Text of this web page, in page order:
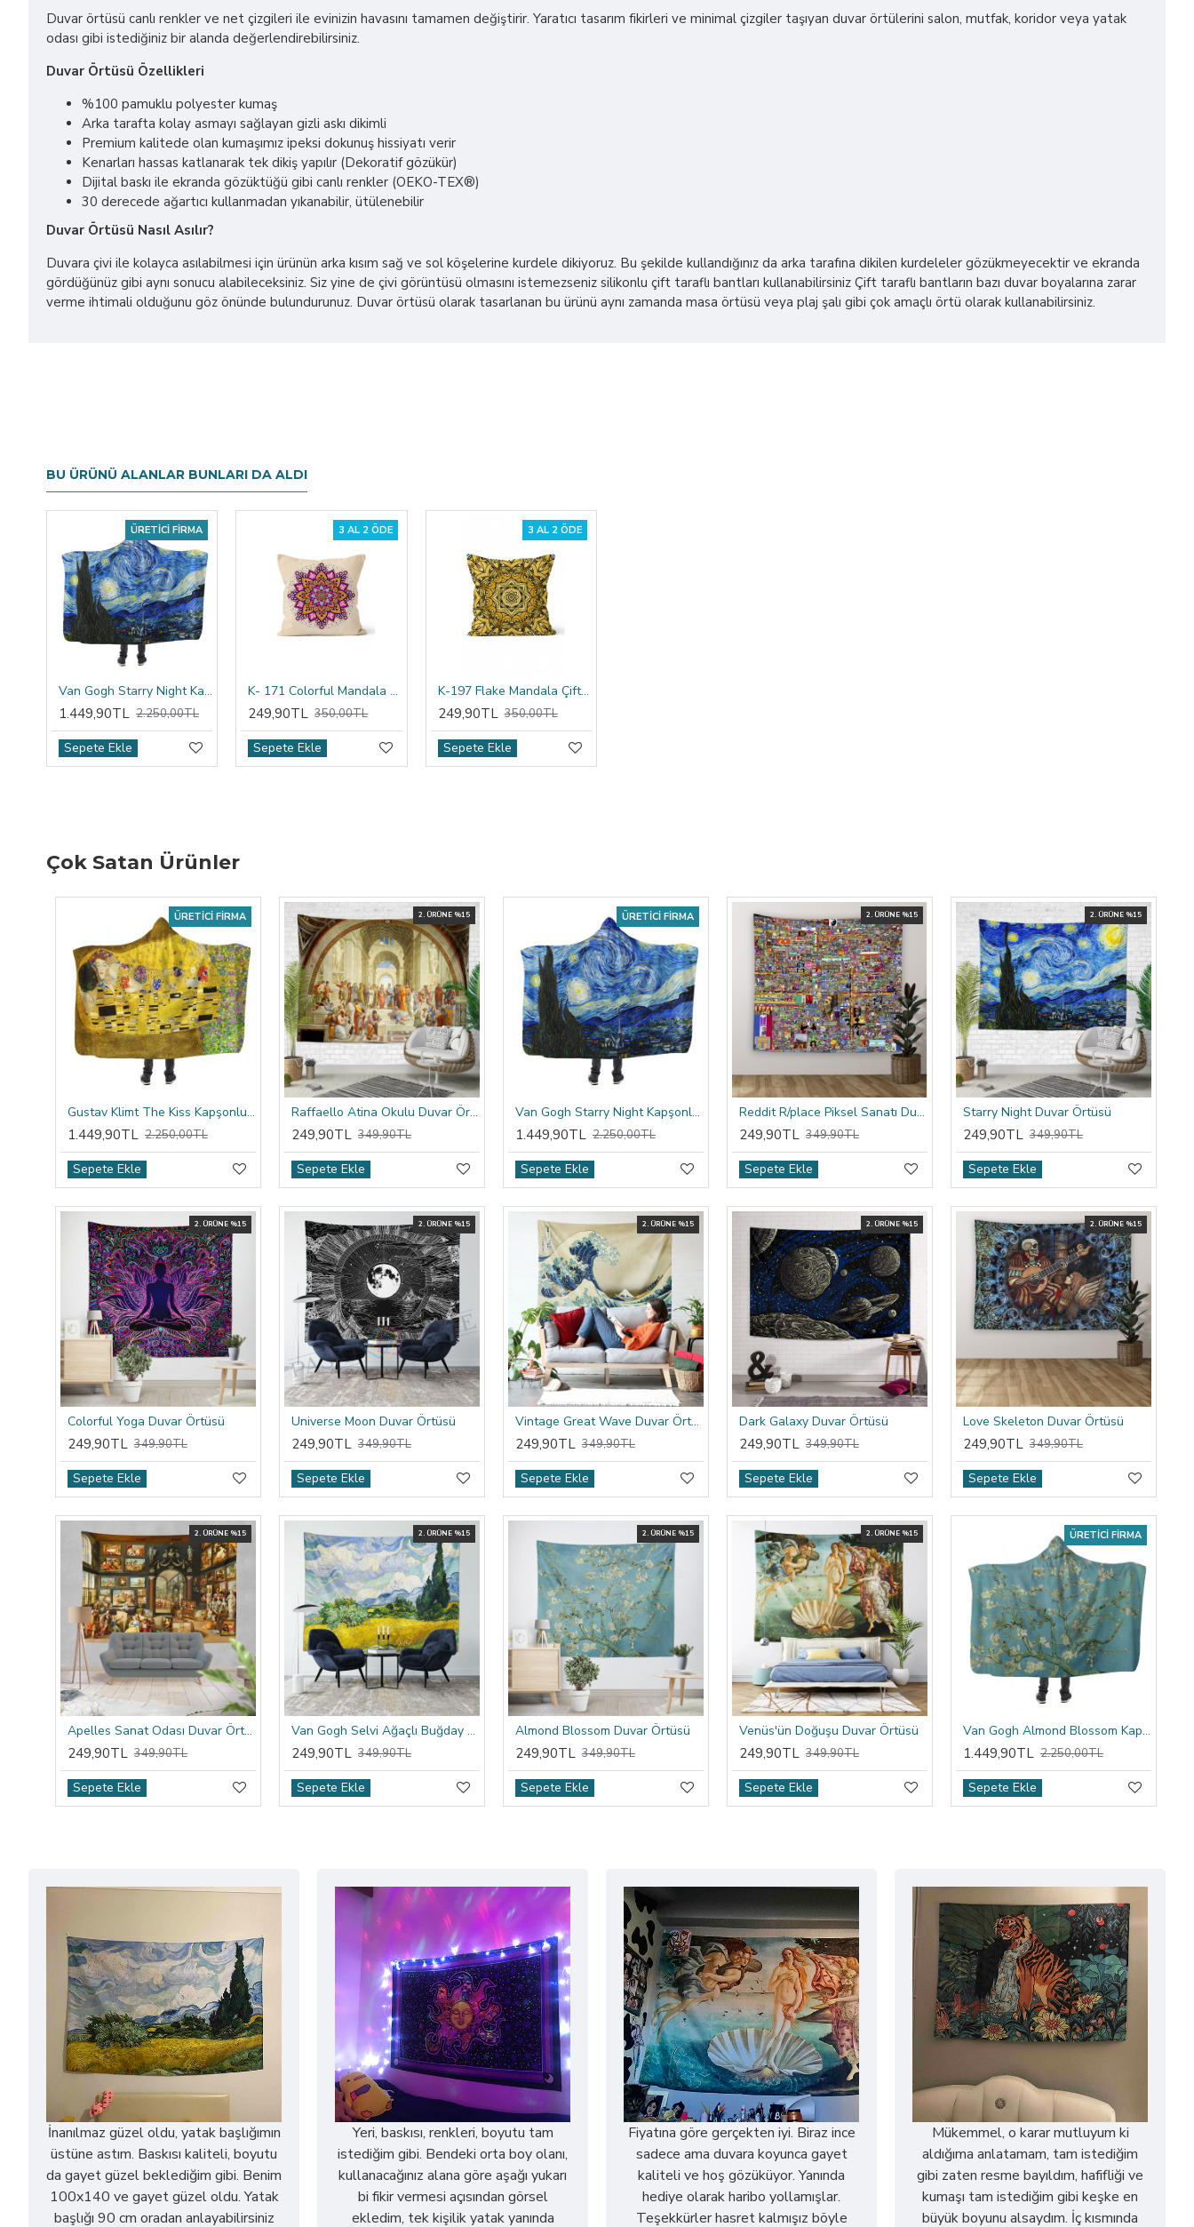
Duvar örtüsü canlı renkler ve net çizgileri ile evinizin havasını tamamen değiştirir. Yaratıcı tasarım fikirleri ve minimal çizgiler taşıyan duvar örtülerini salon, mutfak, koridor veya yatak
odası gibi istediğiniz bir alanda değerlendirebilirsiniz.
Duvar Örtüsü Özellikleri
%100 pamuklu polyester kumaş
Arka tarafta kolay asmayı sağlayan gizli askı dikimli
Premium kalitede olan kumaşımız ipeksi dokunuş hissiyatı verir
Kenarları hassas katlanarak tek dikiş yapılır (Dekoratif gözükür)
Dijital baskı ile ekranda gözüktüğü gibi canlı renkler (OEKO-TEX®)
30 derecede ağartıcı kullanmadan yıkanabilir, ütülenebilir
Duvar Örtüsü Nasıl Asılır?
Duvara çivi ile kolayca asılabilmesi için ürünün arka kısım sağ ve sol köşelerine kurdele dikiyoruz. Bu şekilde kullandığınız da arka tarafına dikilen kurdeleler gözükmeyecektir ve ekranda
gördüğünüz gibi aynı sonucu alabileceksiniz. Siz yine de çivi görüntüsü olmasını istemezseniz silikonlu çift taraflı bantları kullanabilirsiniz Çift taraflı bantların bazı duvar boyalarına zarar
verme ihtimali olduğunu göz önünde bulundurunuz. Duvar örtüsü olarak tasarlanan bu ürünü aynı zamanda masa örtüsü veya plaj şalı gibi çok amaçlı örtü olarak kullanabilirsiniz.
BU ÜRÜNÜ ALANLAR BUNLARI DA ALDI
ÜRETICI FIRMA
Van Gogh Starry Night Kapşonlu Battaniye
1.449,90TL 2.250,00TL
Sepete Ekle
3 AL 2 ÖDE
K- 171 Colorful Mandala Tribal Çift Tarafı Baskılı Kırlent Kılıfı
249,90TL 350,00TL
Sepete Ekle
3 AL 2 ÖDE
K-197 Flake Mandala Çift Tarafı Baskılı Kırlent Kılıfı
249,90TL 350,00TL
Sepete Ekle
Çok Satan Ürünler
ÜRETICI FIRMA
Gustav Klimt The Kiss Kapşonlu Battaniye
1.449,90TL 2.250,00TL
Sepete Ekle
2. ÜRÜNE %15
Raffaello Atina Okulu Duvar Örtüsü
249,90TL 349,90TL
Sepete Ekle
ÜRETICI FIRMA
Van Gogh Starry Night Kapşonlu Battaniye
1.449,90TL 2.250,00TL
Sepete Ekle
2. ÜRÜNE %15
Reddit R/place Piksel Sanatı Duvar Örtüsü
249,90TL 349,90TL
Sepete Ekle
2. ÜRÜNE %15
Starry Night Duvar Örtüsü
249,90TL 349,90TL
Sepete Ekle
2. ÜRÜNE %15
Colorful Yoga Duvar Örtüsü
249,90TL 349,90TL
Sepete Ekle
2. ÜRÜNE %15
Universe Moon Duvar Örtüsü
249,90TL 349,90TL
Sepete Ekle
2. ÜRÜNE %15
Vintage Great Wave Duvar Örtüsü
249,90TL 349,90TL
Sepete Ekle
2. ÜRÜNE %15
Dark Galaxy Duvar Örtüsü
249,90TL 349,90TL
Sepete Ekle
2. ÜRÜNE %15
Love Skeleton Duvar Örtüsü
249,90TL 349,90TL
Sepete Ekle
2. ÜRÜNE %15
Apelles Sanat Odası Duvar Örtüsü
249,90TL 349,90TL
Sepete Ekle
2. ÜRÜNE %15
Van Gogh Selvi Ağaçlı Buğday Tarlası Duvar Örtüsü
249,90TL 349,90TL
Sepete Ekle
2. ÜRÜNE %15
Almond Blossom Duvar Örtüsü
249,90TL 349,90TL
Sepete Ekle
2. ÜRÜNE %15
Venüs'ün Doğuşu Duvar Örtüsü
249,90TL 349,90TL
Sepete Ekle
ÜRETICI FIRMA
Van Gogh Almond Blossom Kapşonlu Battaniye
1.449,90TL 2.250,00TL
Sepete Ekle
İnanılmaz güzel oldu, yatak başlığımın
üstüne astım. Baskısı kaliteli, boyutu
da gayet güzel beklediğim gibi. Benim
100x140 ve gayet güzel oldu. Yatak
başlığı 90 cm oradan anlayabilirsiniz
Yeri, baskısı, renkleri, boyutu tam
istediğim gibi. Bendeki orta boy olanı,
kullanacağınız alana göre aşağı yukarı
bi fikir vermesi açısından görsel
ekledim, tek kişilik yatak yanında
Fiyatına göre gerçekten iyi. Biraz ince
sadece ama duvara koyunca gayet
kaliteli ve hoş gözüküyor. Yanında
hediye olarak haribo yollamışlar.
Teşekkürler hasret kalmışız böyle
Mükemmel, o karar mutluyum ki
aldığıma anlatamam, tam istediğim
gibi zaten resme bayıldım, hafifliği ve
kumaşı tam istediğim gibi keşke en
büyük boyunu alsaydım. İç kısmında